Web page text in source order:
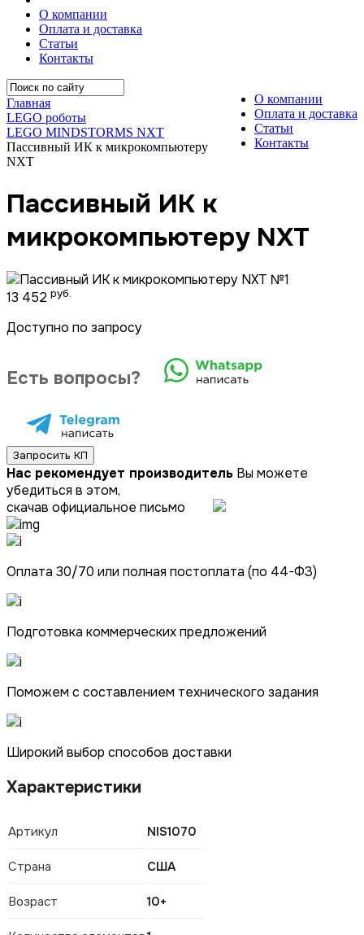
О компании
Оплата и доставка
Статьи
Контакты
О компании
Оплата и доставка
Статьи
Контакты
Главная
LEGO роботы
LEGO MINDSTORMS NXT
Пассивный ИК к микрокомпьютеру
NXT
Пассивный ИК к
микрокомпьютеру NXT
13 452 руб.
Доступно по запросу
Есть вопросы?
Запросить КП
Нас рекомендует производитель Вы можете
убедиться в этом,
скачав официальное письмо
Оплата 30/70 или полная постоплата (по 44-ФЗ)
Подготовка коммерческих предложений
Поможем с составлением технического задания
Широкий выбор способов доставки
Характеристики
Артикул NIS1070
Страна США
Возраст 10+